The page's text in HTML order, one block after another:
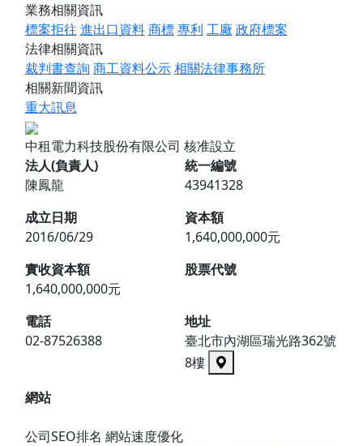
業務相關資訊
標案拒往 進出口資料商標專利 工廠 政府標案
法律相關資訊
裁判書查詢 商工資料公示相關法律事務所
相關新聞資訊
重大訊息
中租電力科技股份有限公司 核准設立
法人(負責人)
陳鳳龍
統一編號
43941328
成立日期
2016/06/29
資本額
1,640,000,000元
實收資本額
1,640,000,000元
股票代號
電話
02-87526388
地址
臺北市內湖區瑞光路362號
8樓
網站
公司SEO排名 網站速度優化